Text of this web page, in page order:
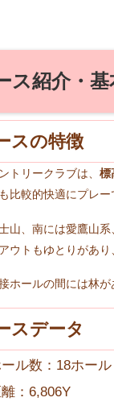
ス紹介・基
スの特徴
トリークラブは、 標
比較的快適にプレー
山、南には愛鷹山
ウトもゆとりがあり
ホールの間には林
スデータ
ル数：18ホール
：6,806Y